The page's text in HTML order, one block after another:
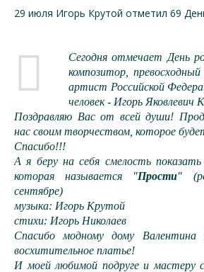
29 июля Игорь Крутой отметил 69
Сегодня отмечает День
композитор,
артист Российской
человек - Игорь Яковлевич
Поздравляю Вас от всей души!
нас своим творчеством, которое
Спасибо!!!
А я беру на себя смелость показать
которая называется "Прости"
сентябре)
музыка: Игорь Крутой
стихи: Игорь Николаев
Спасибо модному дому
восхитительное платье!
И моей любимой подруге и мастеру